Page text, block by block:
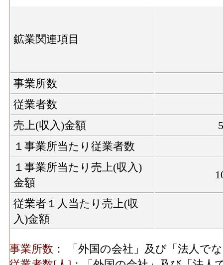
家具装備品･現金給与総
家具装備品･原材料、燃
料、電力使用等額(2016)
793[
家具装備品･製造品出荷
額等(2016)
1,395[
家具装備品･粗付加価値
額(2016)
印刷･事業所数(2016)
印刷･従業者数(2016)
飲料煙草飼料･原材料、燃料、電力使用等
ばこ・飼料製造業総合 の燃料費と電力も
造業総合 の製造工程から生じた年間製造
飲料煙草飼料･粗付加価値額[百万円](2016)
業総合 の年間の製造品生産活動によって
飲料煙草飼料･有形固定資産年末現在高[百
こ・飼料製造業総合 の従業者10人以上事
年末現在高
繊維･事業所数(2016)：繊維工業総合 の一
造所あるいは加工所の数
繊維･従業者数[人](2016)：繊維工業総合
業者、常用労働者の数
繊維･現金給与総額[百万円](2016)：繊維工
者の人件費及び派遣受入者に係る人材派
鉱業関連項目
事業所数
従業者数
売上(収入)金額
１事業所当たり従業者数
１事業所当たり売上(収入)
金額
従業者１人当たり売上(収
入)金額
事業所数 ： 「外国の会社」及び「法人で